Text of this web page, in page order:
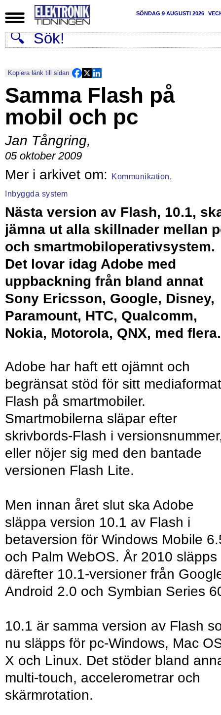
SÖNDAG 9 AUGUSTI 2026
Kopiera länk till sidan
Samma Flash på
mobil och pc
Jan Tångring,
05 oktober 2009
Kommunikation,
Inbyggda system
Nästa version av Flash, 10.1,
jämna ut alla skillnader mellan
och smartmobiloperativsystem.
Det lovar idag Adobe med
uppbackning från bland annat
Sony Ericsson, Google, Disney,
Paramount, HTC, Qualcomm,
Nokia, Motorola, QNX, med flera.
Adobe har haft ett ojämnt och
begränsat stöd för sitt mediaformat
Flash på smartmobiler.
Smartmobilerna släpar efter
skrivbords-Flash i
eller nöjer sig med den bantade
versionen Flash Lite.
Men innan året slut ska Adobe
släppa version 10.1 av Flash i
betaversion för Windows Mobile
och Palm WebOS. År 2010 släpps
därefter 10.1-versioner från
Android 2.0 och Symbian Series
10.1 är samma version av Flash
nu släpps för pc-Windows, Mac
X och Linux. Det stöder bland
multi-touch, accelerometrar och
skärmrotation.